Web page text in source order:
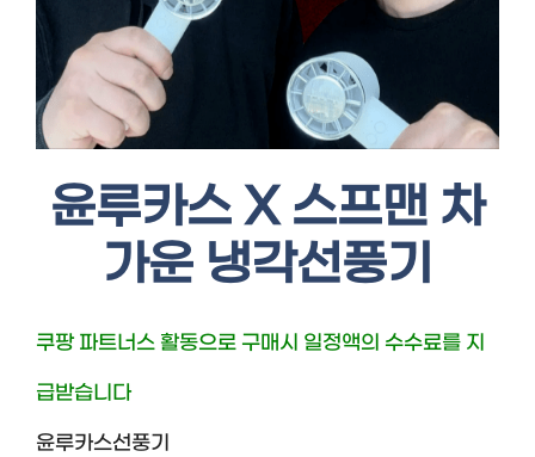
윤루카스 X 스프맨 차
가운 냉각선풍기
쿠팡 파트너스 활동으로 구매시 일정액의 수수료를 지
급받습니다
윤루카스선풍기